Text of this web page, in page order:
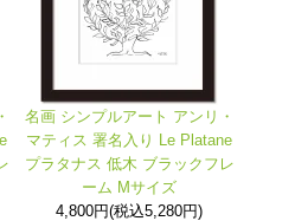
名画 シンプルアート アンリ・
マティス 署名入り Le Platane
プラタナス 低木 ブラックフレ
ーム Mサイズ
4,800円(税込5,280円)